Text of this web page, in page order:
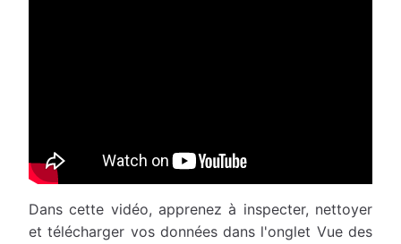
Dans cette vidéo, apprenez à inspecter, nettoyer
et télécharger vos données dans l'onglet Vue des